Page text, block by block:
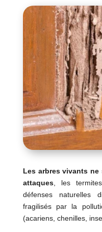
Les arbres vivants
attaques, les
défenses naturelles
fragilisés par la
(acariens, chenilles,